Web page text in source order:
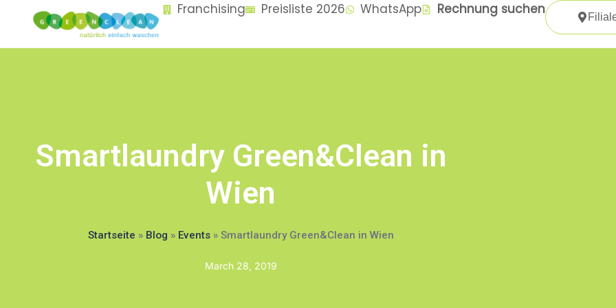
content Franchising Preisliste 2026 WhatsApp Rechnung suchen
Smartlaundry Green&Clean in
Wien
Startseite » Blog » Events» Smartlaundry Green&Clean in Wien
March 28, 2019